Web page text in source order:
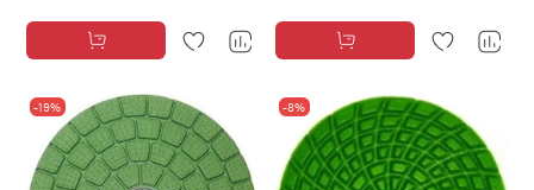
-19% -8%